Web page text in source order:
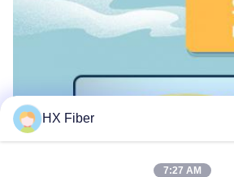
HX Fiber
7:27 AM